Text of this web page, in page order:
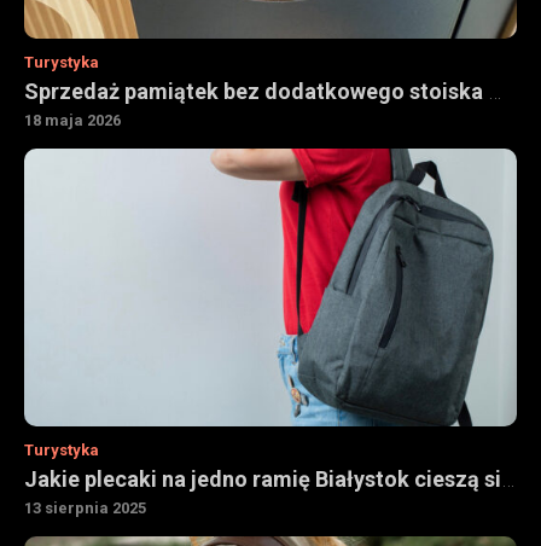
Turystyka
Sprzedaż pamiątek bez dodatkowego stoiska — jak urządzenia vendingowe wspierają obiekty turystyczne
18 maja 2026
Turystyka
13 sierpnia 2025